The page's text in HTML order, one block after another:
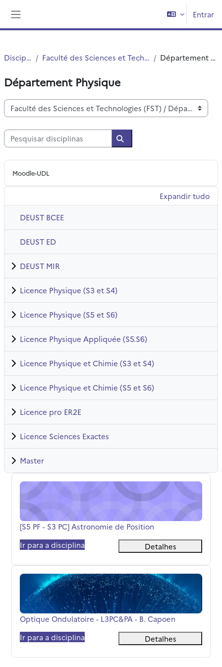
Entrar
Disciplinas Faculté des Sciences et Technologies (FST) Département Physique
Département Physique
Categorias de disciplinas
Pesquisar disciplinas
Pesquisar disciplinas
Moodle-UDL
Expandir tudo
DEUST BCEE
DEUST ED
DEUST MIR
Licence Physique (S3 et S4)
Licence Physique (S5 et S6)
Licence Physique Appliquée (S5.S6)
Licence Physique et Chimie (S3 et S4)
Licence Physique et Chimie (S5 et S6)
Licence pro ER2E
Licence Sciences Exactes
Master
[S5 PF - S3 PC] Astronomie de Position
Nome da disciplina
[S5 PF - S3 PC] Astronomie de Position
Ir para a disciplina
Detalhes
Optique Ondulatoire - L3PC&amp;PA - B. Capoen
Nome da disciplina
Optique Ondulatoire - L3PC&PA - B. Capoen
Ir para a disciplina
Detalhes